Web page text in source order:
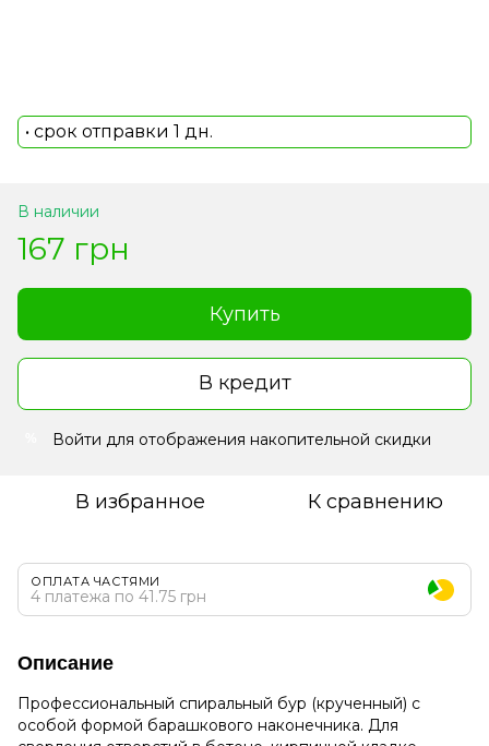
• срок отправки 1 дн.
В наличии
167 грн
Купить
В кредит
Войти для отображения накопительной скидки
В избранное К сравнению
ОПЛАТА ЧАСТЯМИ
4 платежа по 41.75 грн
Описание
Профессиональный спиральный бур (крученный) с
особой формой барашкового наконечника. Для